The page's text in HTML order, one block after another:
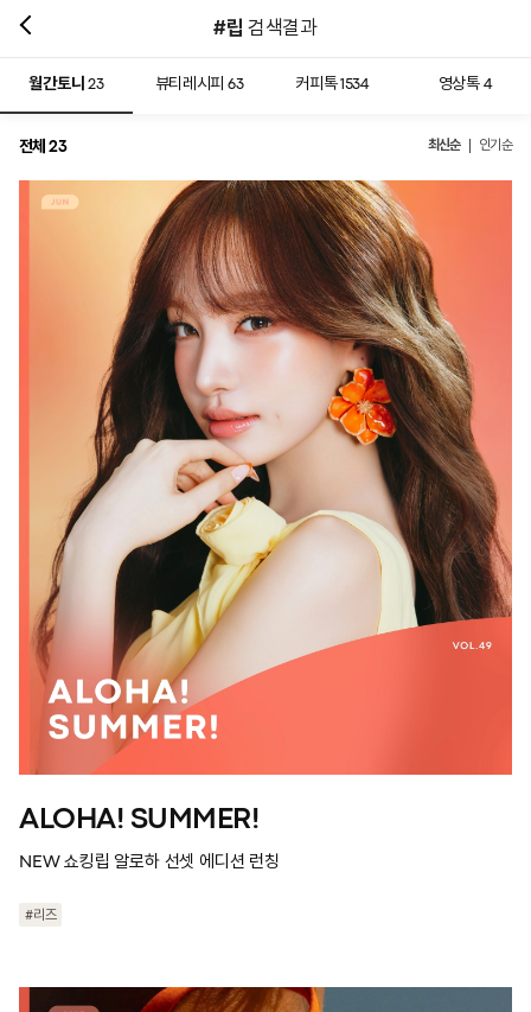
#립 검색결과
월간토니23 뷰티레시피 63 커피톡1534 영상톡 4
전체 23 최신순 인기순
ALOHA! SUMMER!
NEW 쇼킹립 알로하 선셋 에디션 런칭
#리즈